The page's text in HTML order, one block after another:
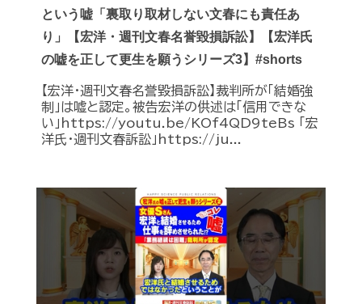
という嘘「裏取り取材しない文春にも責任あ
り」【宏洋・週刊文春名誉毀損訴訟】【宏洋氏
の嘘を正して更生を願うシリーズ3】#shorts
【宏洋・週刊文春名誉毀損訴訟】裁判所が「結婚強
制」は嘘と認定。被告宏洋の供述は「信用できな
い」https://youtu.be/KOf4QD9teBs 「宏
洋氏・週刊文春訴訟」https://ju...